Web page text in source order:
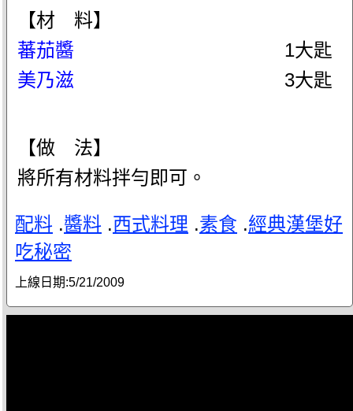
【材 料】
蕃茄醬
1大匙
美乃滋
3大匙
【做 法】
將所有材料拌勻即可。
配料 .醬料 .西式料理 .素食 .經典漢堡好
吃秘密
上線日期:5/21/2009